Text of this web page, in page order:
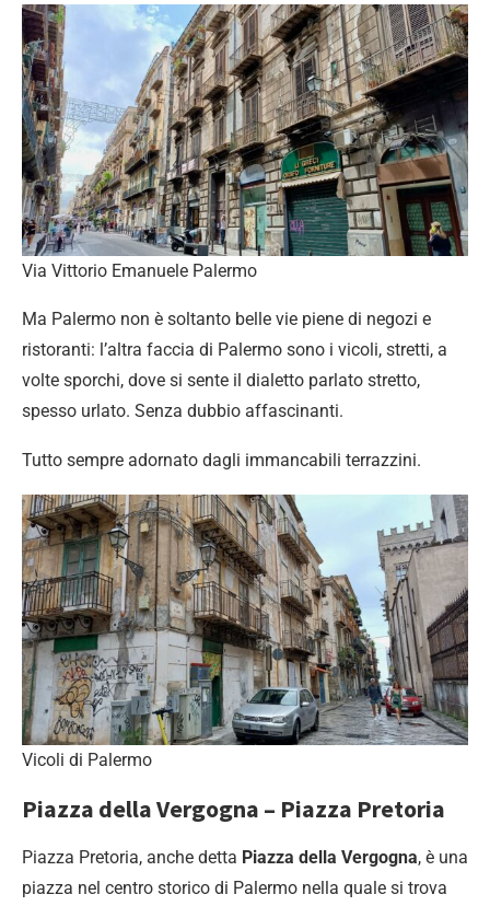
Via Vittorio Emanuele Palermo
Ma Palermo non è soltanto belle vie piene di negozi e
ristoranti: l’altra faccia di Palermo sono i vicoli, stretti, a
volte sporchi, dove si sente il dialetto parlato stretto,
spesso urlato. Senza dubbio affascinanti.
Tutto sempre adornato dagli immancabili terrazzini.
Vicoli di Palermo
Piazza della Vergogna – Piazza Pretoria
Piazza Pretoria, anche detta Piazza della Vergogna, è una
piazza nel centro storico di Palermo nella quale si trova